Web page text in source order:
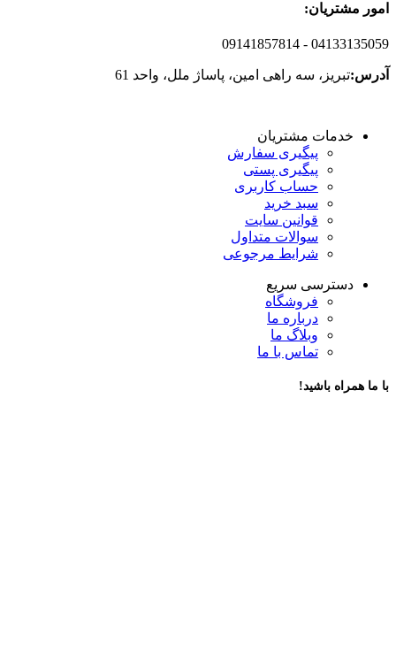
امور مشتریان:
- 04133135059
09141857814
آدرس:تبریز، سه راهی امین، پاساژ ملل، واحد 61
خدمات مشتریان
پیگیری سفارش
پیگیری پستی
حساب کاربری
سبد خرید
قوانین سایت
سوالات متداول
شرایط مرجوعی
دسترسی سریع
فروشگاه
درباره ما
وبلاگ ما
تماس با ما
با ما همراه باشید!